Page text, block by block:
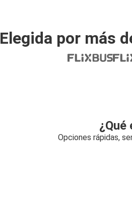
Elegida por más
¿Qué
Opciones rápidas,